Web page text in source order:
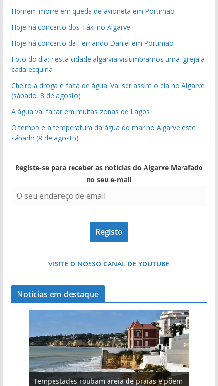
Homem morre em queda de avioneta em Portimão
Hoje há concerto dos Táxi no Algarve
Hoje há concerto de Fernando Daniel em Portimão
Foto do dia: nesta cidade algarvia vislumbramos uma igreja a
cada esquina
Cheiro a droga e falta de água. Vai ser assim o dia no Algarve
(sábado, 8 de agosto)
A água vai faltar em muitas zonas de Lagos
O tempo e a temperatura da água do mar no Algarve este
sábado (8 de agosto)
Registe-se para receber as notícias do Algarve Marafado
no seu e-mail
VISITE O NOSSO CANAL DE YOUTUBE
Notícias em destaque
Tempestades roubam areia de praias e põem